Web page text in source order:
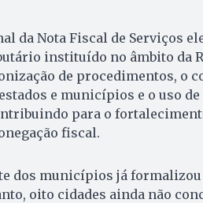
da Nota Fiscal de Serviços
instituído no âmbito da
de procedimentos, o
e municípios e o uso
para o
fiscal.
dos municípios já formalizou
oito cidades ainda não